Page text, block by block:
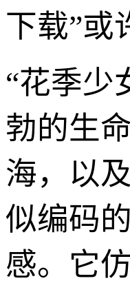
下载”或
“花季
勃的生
海，以
似编码
感。它